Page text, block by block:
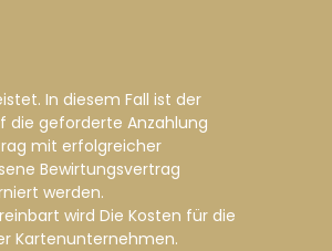
In diesem Fall ist der
die geforderte Anzahlung
mit erfolgreicher
Bewirtungsvertrag
werden.
wird Die Kosten für die
Kartenunternehmen.